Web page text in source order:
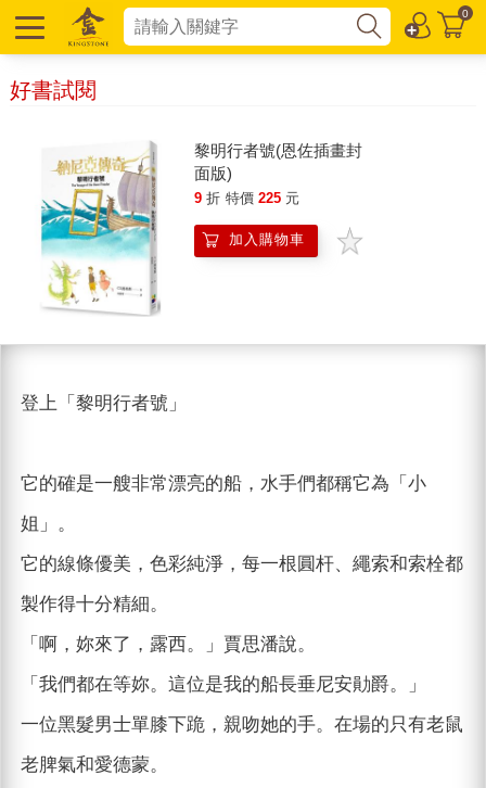
0
好書試閱
黎明行者號(恩佐插畫封
面版)
9 折 特價 225 元
加入購物車
登上「黎明行者號」
它的確是一艘非常漂亮的船，水手們都稱它為「小
姐」。
它的線條優美，色彩純淨，每一根圓杆、繩索和索栓都
製作得十分精細。
「啊，妳來了，露西。」賈思潘說。
「我們都在等妳。這位是我的船長垂尼安勛爵。」
一位黑髮男士單膝下跪，親吻她的手。在場的只有老鼠
老脾氣和愛德蒙。